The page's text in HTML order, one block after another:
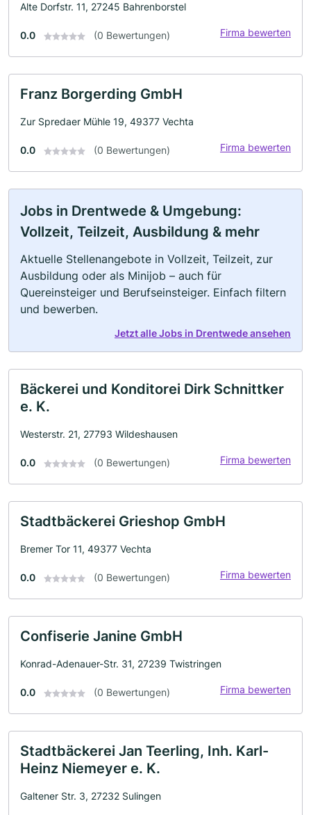
Alte Dorfstr. 11, 27245 Bahrenborstel
0.0 (0 Bewertungen) Firma bewerten
Franz Borgerding GmbH
Zur Spredaer Mühle 19, 49377 Vechta
0.0 (0 Bewertungen) Firma bewerten
Jobs in Drentwede & Umgebung:
Vollzeit, Teilzeit, Ausbildung & mehr
Aktuelle Stellenangebote in Vollzeit, Teilzeit, zur
Ausbildung oder als Minijob – auch für
Quereinsteiger und Berufseinsteiger. Einfach filtern
und bewerben.
Jetzt alle Jobs in Drentwede ansehen
Bäckerei und Konditorei Dirk Schnittker
e. K.
Westerstr. 21, 27793 Wildeshausen
0.0 (0 Bewertungen) Firma bewerten
Stadtbäckerei Grieshop GmbH
Bremer Tor 11, 49377 Vechta
0.0 (0 Bewertungen) Firma bewerten
Confiserie Janine GmbH
Konrad-Adenauer-Str. 31, 27239 Twistringen
0.0 (0 Bewertungen) Firma bewerten
Stadtbäckerei Jan Teerling, Inh. Karl-
Heinz Niemeyer e. K.
Galtener Str. 3, 27232 Sulingen